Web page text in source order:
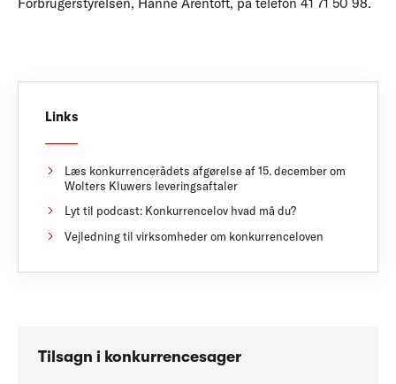
Links
Læs konkurrencerådets afgørelse af 15. december om
Wolters Kluwers leveringsaftaler
Lyt til podcast: Konkurrencelov hvad må du?
Vejledning til virksomheder om konkurrenceloven
Tilsagn i konkurrencesager